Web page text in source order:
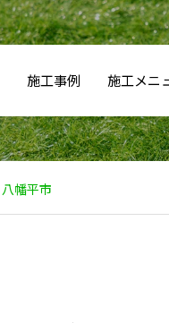
施工事例 施工メニ
八幡平市